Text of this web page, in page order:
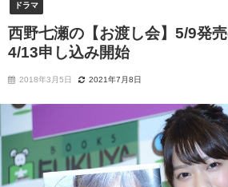
ドラマ
西野七瀬の【お渡し会】5/9発
4/13申し込み開始
2018年3月5日 2021年7月8日